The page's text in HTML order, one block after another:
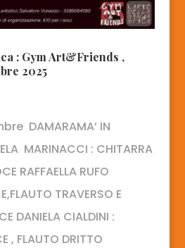
: Gym Art&Friends ,
2025
DAMARAMA’ IN
MARINACCI : CHITARRA
RAFFAELLA RUFO
TRAVERSO E
DANIELA CIALDINI :
, FLAUTO DRITTO